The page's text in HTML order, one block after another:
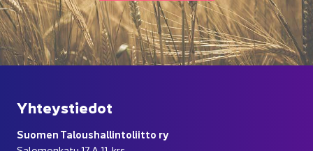
Yh­teys­tie­dot
Suo­men Ta­lous­hal­lin­to­liit­to ry